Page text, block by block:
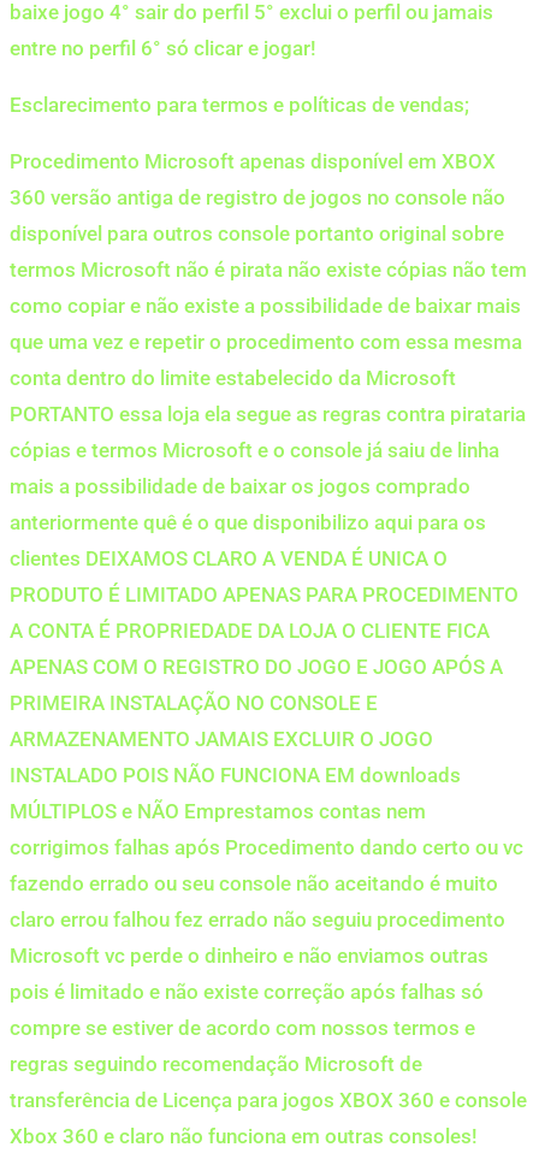
baixe jogo 4° sair do perfil 5° exclui o perfil ou jamais
entre no perfil 6° só clicar e jogar!
Esclarecimento para termos e políticas de vendas;
Procedimento Microsoft apenas disponível em XBOX
360 versão antiga de registro de jogos no console não
disponível para outros console portanto original sobre
termos Microsoft não é pirata não existe cópias não tem
como copiar e não existe a possibilidade de baixar mais
que uma vez e repetir o procedimento com essa mesma
conta dentro do limite estabelecido da Microsoft
PORTANTO essa loja ela segue as regras contra pirataria
cópias e termos Microsoft e o console já saiu de linha
mais a possibilidade de baixar os jogos comprado
anteriormente quê é o que disponibilizo aqui para os
clientes DEIXAMOS CLARO A VENDA É UNICA O
PRODUTO É LIMITADO APENAS PARA PROCEDIMENTO
A CONTA É PROPRIEDADE DA LOJA O CLIENTE FICA
APENAS COM O REGISTRO DO JOGO E JOGO APÓS A
PRIMEIRA INSTALAÇÃO NO CONSOLE E
ARMAZENAMENTO JAMAIS EXCLUIR O JOGO
INSTALADO POIS NÃO FUNCIONA EM downloads
MÚLTIPLOS e NÃO Emprestamos contas nem
corrigimos falhas após Procedimento dando certo ou vc
fazendo errado ou seu console não aceitando é muito
claro errou falhou fez errado não seguiu procedimento
Microsoft vc perde o dinheiro e não enviamos outras
pois é limitado e não existe correção após falhas só
compre se estiver de acordo com nossos termos e
regras seguindo recomendação Microsoft de
transferência de Licença para jogos XBOX 360 e console
Xbox 360 e claro não funciona em outras consoles!